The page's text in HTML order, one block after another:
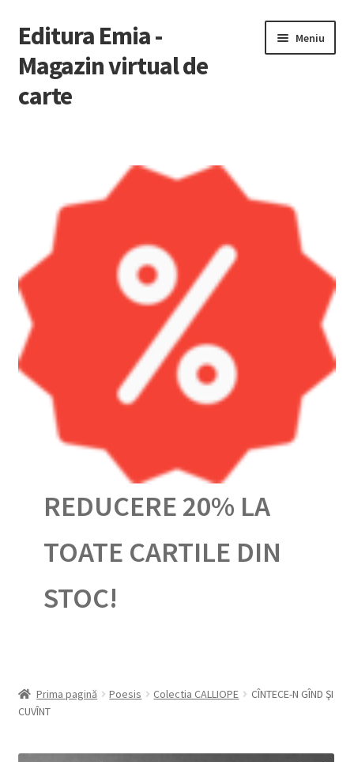
Sari
la
navigare
Sari
la
conținut
Editura Emia -
Magazin virtual de
carte
Meniu
Contul Meu
Finalizare Comandă
Newsletter
Urmărește-ți comanda
REDUCERE 20% LA
TOATE CARTILE DIN
STOC!
Prima pagină Poesis Colectia CALLIOPE
CÎNTECE-N GÎND ŞI
CUVÎNT